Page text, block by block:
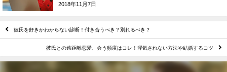
2018年11月7日
彼氏を好きかわからない診断！付き合うべき？別れるべき？
彼氏との遠距離恋愛、会う頻度はコレ！浮気されない方法や結婚するコツ